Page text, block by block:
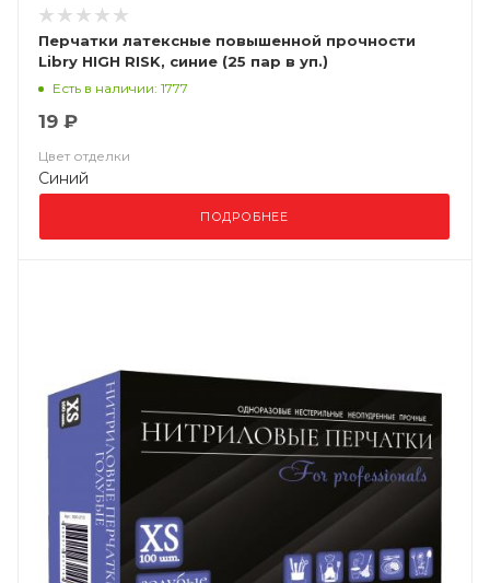
Перчатки латексные повышенной прочности
Libry HIGH RISK, синие (25 пар в уп.)
Есть в наличии: 1777
19 ₽
Цвет отделки
Синий
ПОДРОБНЕЕ